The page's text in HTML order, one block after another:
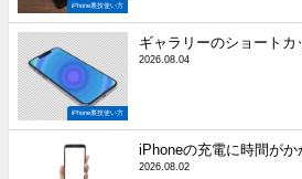
iPhone裏技使い方
iPhone裏技使い方
ギャラリーのショート
2026.08.04
iPhoneの充電に時間が
2026.08.02